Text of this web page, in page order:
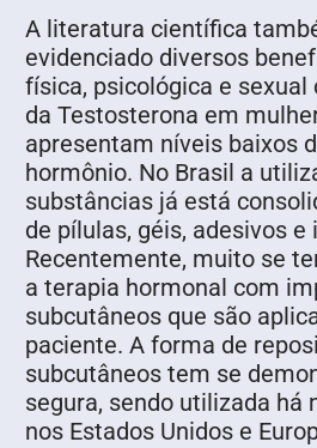
A literatura científica
evidenciado diversos
física, psicológica e sexual
da Testosterona em
apresentam níveis baixos
hormônio. No Brasil a
substâncias já está
de pílulas, géis, adesivos e
Recentemente, muito se
a terapia hormonal com
subcutâneos que são
paciente. A forma de
subcutâneos tem se
segura, sendo utilizada há
nos Estados Unidos e